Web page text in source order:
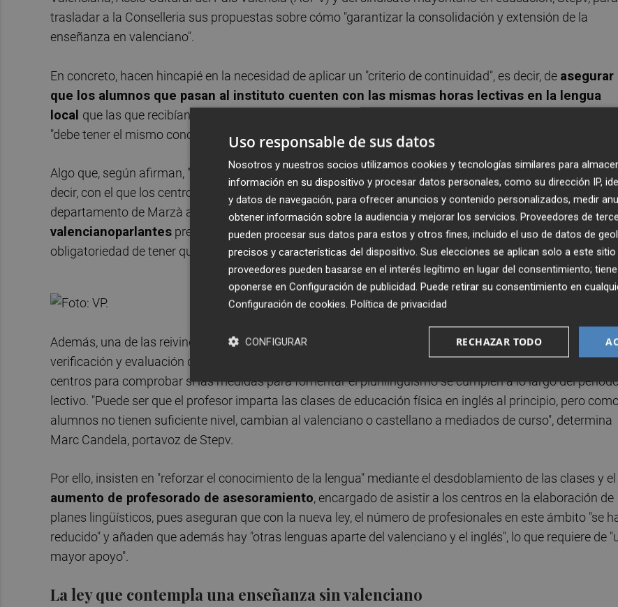
trasladar a la Conselleria sus propuestas sobre cómo "garantizar la consolidación y extensión de la
enseñanza en valenciano".
En concreto, hacen hincapié en la necesidad de aplicar un "criterio de continuidad", es decir, de asegurar
que los alumnos que pasan al instituto cuenten con las mismas horas lectivas en la lengua
local que las que recibían en Primaria. Además, desde Stepv explican a este periódico que el
"debe tener el mismo conocimiento tanto de valenciano como de castellano".
Algo que, según afirman, "solo ocurría antes de la nueva ley, con el programa de inmersión lingüística", es
decir, con el que los centros impartían la mayor parte de la línea en valenciano. De hecho, instan al
departamento de Marzà a volver a este modelo, dado quecasi 70 institutos de comarcas
valencianoparlantes presentaron a principios de año una carta ante la Conselleria para denunciar la
obligatoriedad de tener que impartir un porcentaje mínimo en español.
Además, una de las reivindicaciones que se desprenden de esta reunión es la "creación de instrumentos
verificación y evaluación de los datos", lo que se traduce en la realización de un seguimiento por parte
centros para comprobar si las medidas para fomentar el plurilingüismo se cumplen a lo largo del
lectivo. "Puede ser que el profesor imparta las clases de educación física en inglés al principio, pero
alumnos no tienen suficiente nivel, cambian al valenciano o castellano a mediados de curso", determina
Marc Candela, portavoz de Stepv.
Por ello, insisten en "reforzar el conocimiento de la lengua" mediante el desdoblamiento de las clases y el
aumento de profesorado de asesoramiento, encargado de asistir a los centros en la elaboración de
planes lingüísticos, pues aseguran que con la nueva ley, el número de profesionales en este ámbito "se
reducido" y añaden que además hay "otras lenguas aparte del valenciano y el inglés", lo que requiere de
mayor apoyo".
La ley que contempla una enseñanza sin valenciano
Uso responsable de sus datos
Nosotros y nuestros socios utilizamos cookies y tecnologías similares para
información en su dispositivo y procesar datos personales, como su dirección IP,
y datos de navegación, para ofrecer anuncios y contenido personalizados, medir
obtener información sobre la audiencia y mejorar los servicios. Proveedores de
pueden procesar sus datos para estos y otros fines, incluido el uso de datos de
precisos y características del dispositivo. Sus elecciones se aplican solo a este sitio
proveedores pueden basarse en el interés legítimo en lugar del consentimiento;
oponerse en Configuración de publicidad. Puede retirar su consentimiento en
Configuración de cookies. Política de privacidad
RECHAZAR TODO
CONFIGURAR